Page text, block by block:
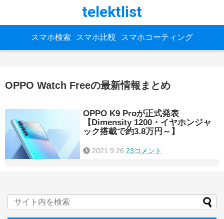
telektlist
スマホ検索 スマホ比較 スマホコーティング
OPPO Watch Freeの最新情報まとめ
OPPO K9 Proが正式発表
【Dimensity 1200・イヤホンジャ
ック搭載で約3.8万円～】
2021.9.26 23コメント